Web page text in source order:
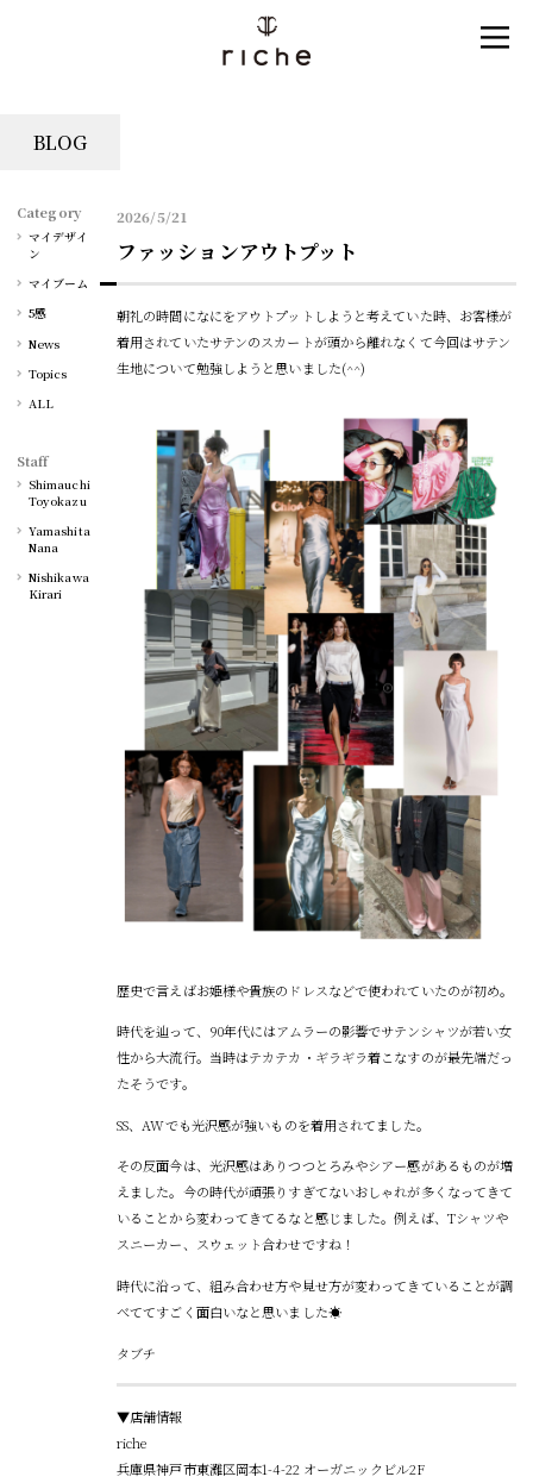
BLOG
2026/5/21
ファッションアウトプット
朝礼の時間になにをアウトプットしようと考えていた時、お客様が
着用されていたサテンのスカートが頭から離れなくて今回はサテン
生地について勉強しようと思いました(^^)
歴史で言えばお姫様や貴族のドレスなどで使われていたのが初め。
時代を辿って、90年代にはアムラーの影響でサテンシャツが若い女
性から大流行。当時はテカテカ・ギラギラ着こなすのが最先端だっ
たそうです。
SS、AWでも光沢感が強いものを着用されてました。
その反面今は、光沢感はありつつとろみやシアー感があるものが増
えました。今の時代が頑張りすぎてないおしゃれが多くなってきて
いることから変わってきてるなと感じました。例えば、Tシャツや
スニーカー、スウェット合わせですね！
時代に沿って、組み合わせ方や見せ方が変わってきていることが調
べててすごく面白いなと思いました☀️
タブチ
▼店舗情報
riche
兵庫県神戸市東灘区岡本1-4-22 オーガニックビル2F
Category
マイデザイ
ン
マイブーム
5感
News
Topics
ALL
Staff
Shimauchi
Toyokazu
Yamashita
Nana
Nishikawa
Kirari